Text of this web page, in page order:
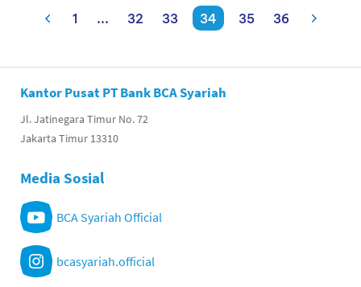
1 ... 32 33 34 35 36
Kantor Pusat PT Bank BCA Syariah
Jl. Jatinegara Timur No. 72
Jakarta Timur 13310
Media Sosial
BCA Syariah Official
bcasyariah.official